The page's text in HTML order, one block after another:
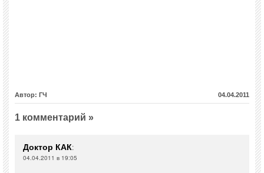
Автор: ГЧ 04.04.2011
1 комментарий »
Доктор КАК:
04.04.2011 в 19:05